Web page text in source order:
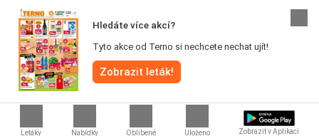
Letáky Nabídky Oblíbené Uloženo Zobrazit v Aplikaci
Hledáte více akcí?
Tyto akce od Terno si nechcete nechat ujít!
Zobrazit leták!
Všechna práva vyhrazena © Akcniletak.cz 2026 |
Podmínky a pravidla
|Zásady ochrany osobních údajů